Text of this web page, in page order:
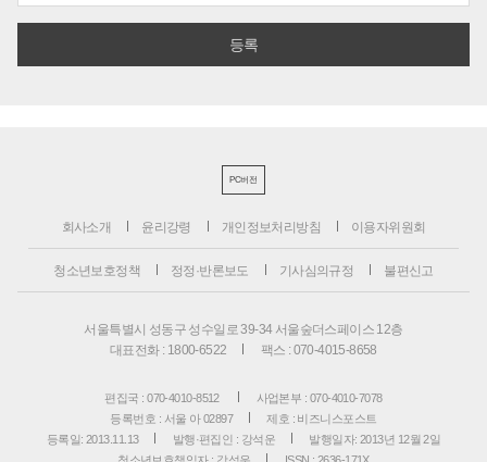
PC버전
회사소개 윤리강령 개인정보처리방침 이용자위원회
청소년보호정책 정정·반론보도 기사심의규정 불편신고
서울특별시 성동구 성수일로 39-34 서울숲더스페이스 12층
대표전화 : 1800-6522
팩스 : 070-4015-8658
편집국 : 070-4010-8512
사업본부 : 070-4010-7078
등록번호 : 서울 아 02897
제호 : 비즈니스포스트
등록일: 2013.11.13
발행·편집인 : 강석운
발행일자: 2013년 12월 2일